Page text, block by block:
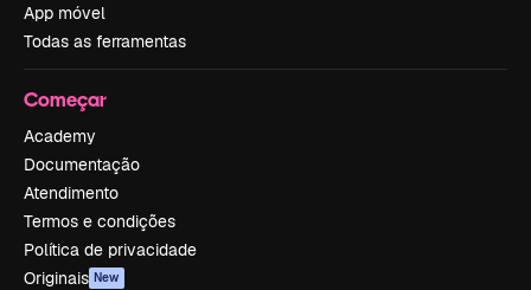
App móvel
Todas as ferramentas
Começar
Academy
Documentação
Atendimento
Termos e condições
Política de privacidade
Originais New